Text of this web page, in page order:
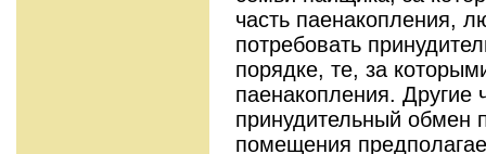
часть паенакопления,
потребовать
порядке, те, за
паенакопления. Другие
принудительный обмен
помещения